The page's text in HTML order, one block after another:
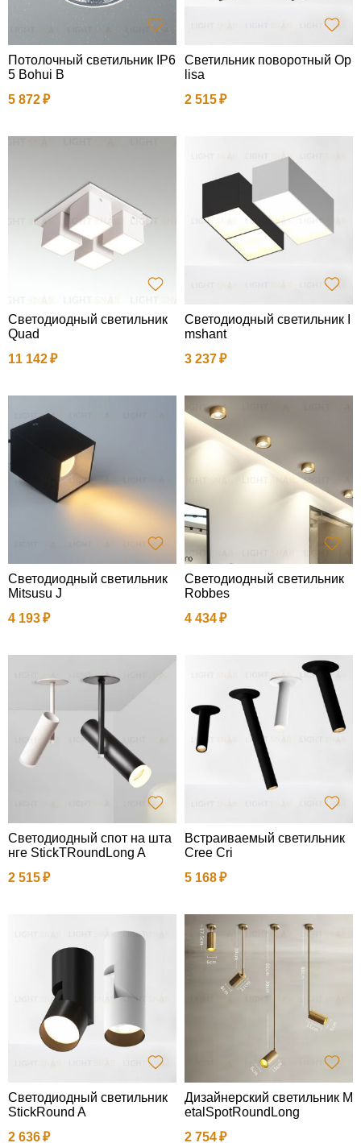
Потолочный светильник IP6
5 Bohui B
5 872
Светильник поворотный Op
lisa
2 515
Светодиодный светильник
Quad
11 142
Светодиодный светильник I
mshant
3 237
Светодиодный светильник
Mitsusu J
4 193
Светодиодный светильник
Robbes
4 434
Светодиодный спот на шта
нге StickTRoundLong A
2 515
Встраиваемый светильник
Cree Cri
5 168
Светодиодный светильник
StickRound A
2 636
Дизайнерский светильник M
etalSpotRoundLong
2 754